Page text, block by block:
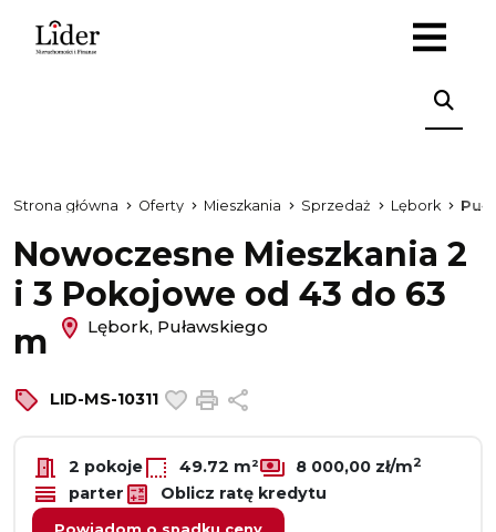
Strona główna Oferty Mieszkania Sprzedaż Lębork
Nowoczesne Mieszkania 2
i 3 Pokojowe od 43 do 63
m
Lębork, Puławskiego
LID-MS-10311 Dodaj do ulubionych
Drukuj
2 pokoje 49.72 m² 8 000,00 zł/m2
parter Oblicz ratę kredytu